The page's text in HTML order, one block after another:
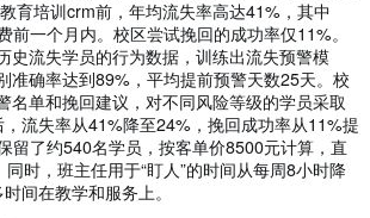
育培训crm前，年均流失率高达41%，其中
前一个月内。校区尝试挽回的成功率仅11%。
史流失学员的行为数据，训练出流失预警模
准确率达到89%，平均提前预警天数25天。校
名单和挽回建议，对不同风险等级的学员采取
流失率从41%降至24%，挽回成功率从11%提
留了约540名学员，按客单价8500元计算，直
时，班主任用于“盯人”的时间从每周8小时降
间在教学和服务上。